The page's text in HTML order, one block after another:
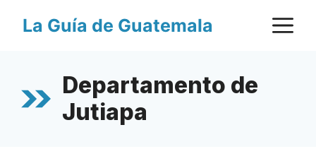
La Guía de Guatemala
Departamento de
Jutiapa